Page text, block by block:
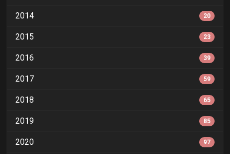
2014 20
2015 23
2016 39
2017 59
2018 65
2019 85
2020 97